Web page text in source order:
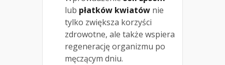
lub płatków kwiatów nie
tylko zwiększa korzyści
zdrowotne, ale także wspiera
regenerację organizmu po
męczącym dniu.